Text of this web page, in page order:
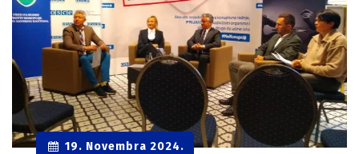
19. Novembra 2024.